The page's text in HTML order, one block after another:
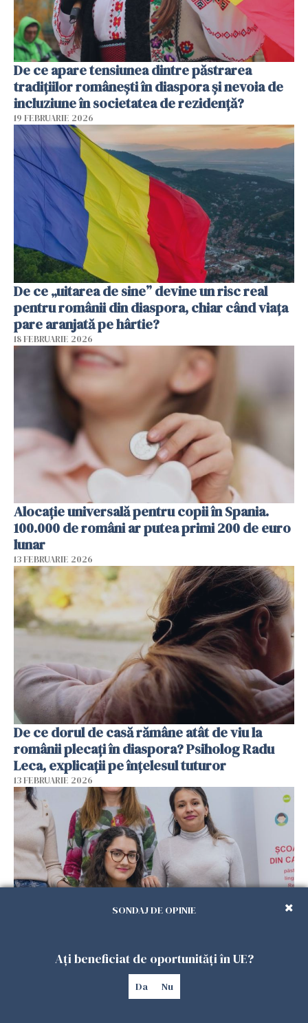
De ce apare tensiunea dintre păstrarea
tradițiilor românești în diaspora și nevoia de
incluziune în societatea de rezidență?
19 FEBRUARIE 2026
De ce „uitarea de sine” devine un risc real
pentru românii din diaspora, chiar când viața
pare aranjată pe hârtie?
18 FEBRUARIE 2026
Alocație universală pentru copii în Spania.
100.000 de români ar putea primi 200 de euro
lunar
13 FEBRUARIE 2026
De ce dorul de casă rămâne atât de viu la
românii plecați în diaspora? Psiholog Radu
Leca, explicații pe înțelesul tuturor
13 FEBRUARIE 2026
Viața tot mai scumpă din Spania schimbă
planurile românilor. Mulți se gândesc să
SONDAJ DE OPINIE
Ați beneficiat de oportunități în UE?
Da Nu